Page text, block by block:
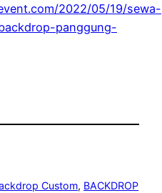
2022/05/19/sewa-
panggung-
Custom, BACKDROP